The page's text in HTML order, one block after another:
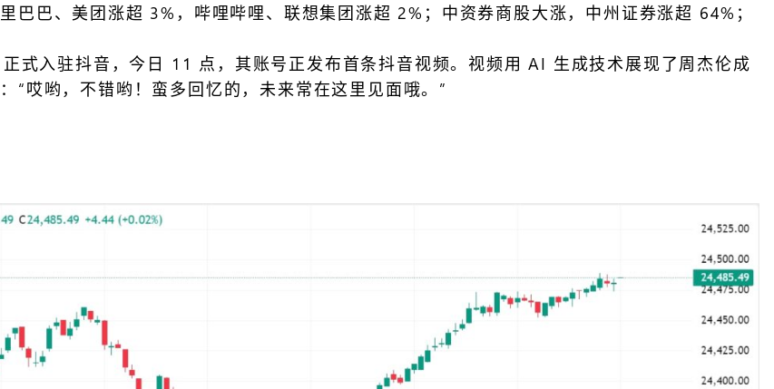
巴巴、美团涨超 3%，哔哩哔哩、联想集团涨超 2%；中资券商股大涨，中州证券涨超 64%；
式入驻抖音，今日 11 点，其账号正发布首条抖音视频。视频用 AI 生成技术展现了周杰伦成
“哎哟，不错哟！蛮多回忆的，未来常在这里见面哦。”